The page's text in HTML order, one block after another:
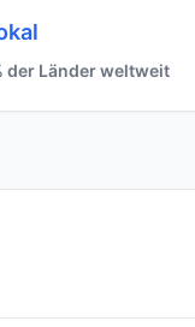
der Länder weltweit